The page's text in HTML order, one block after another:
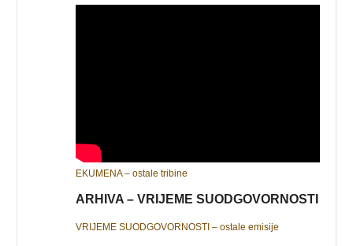
EKUMENA – ostale tribine
ARHIVA – VRIJEME SUODGOVORNOSTI
VRIJEME SUODGOVORNOSTI – ostale emisije